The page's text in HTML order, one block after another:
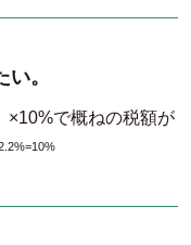
。
×10%で概ねの税額が